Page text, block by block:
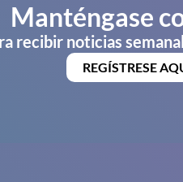
Manténgase
recibir noticias
REGÍSTRESE